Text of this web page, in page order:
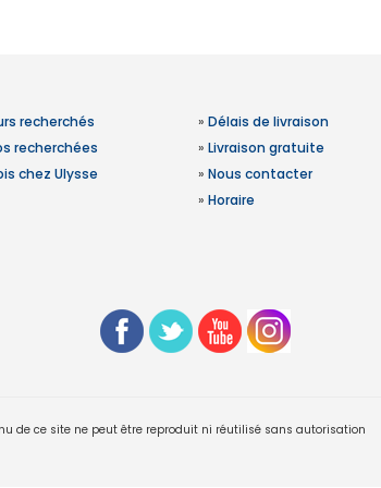
recherchés
recherchées
chez Ulysse
» Délais de livraison
» Livraison gratuite
» Nous contacter
» Horaire
de ce site ne peut être reproduit ni réutilisé sans autorisation